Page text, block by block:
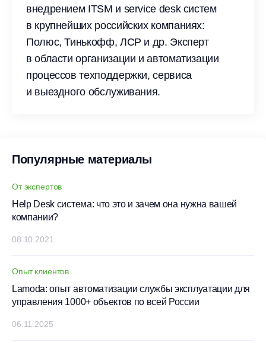
внедрением ITSM и service desk систем
в крупнейших российских компаниях:
Полюс, Тинькофф, ЛСР и др. Эксперт
в области организации и автоматизации
процессов техподдержки, сервиса
и выездного обслуживания.
Популярные материалы
От экспертов
Help Desk система: что это и зачем она нужна вашей
компании?
08.10.2021
Опыт клиентов
Lamoda: опыт автоматизации службы эксплуатации для
управления 1000+ объектов по всей России
06.11.2025